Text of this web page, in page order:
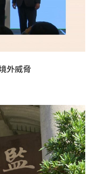
外威脅